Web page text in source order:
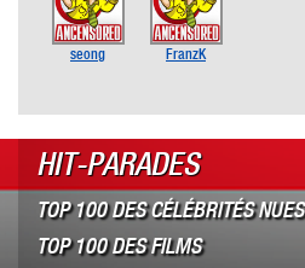
seong FranzK
HIT-PARADES
TOP 100 DES CÉLÉBRITÉS NUES
TOP 100 DES FILMS